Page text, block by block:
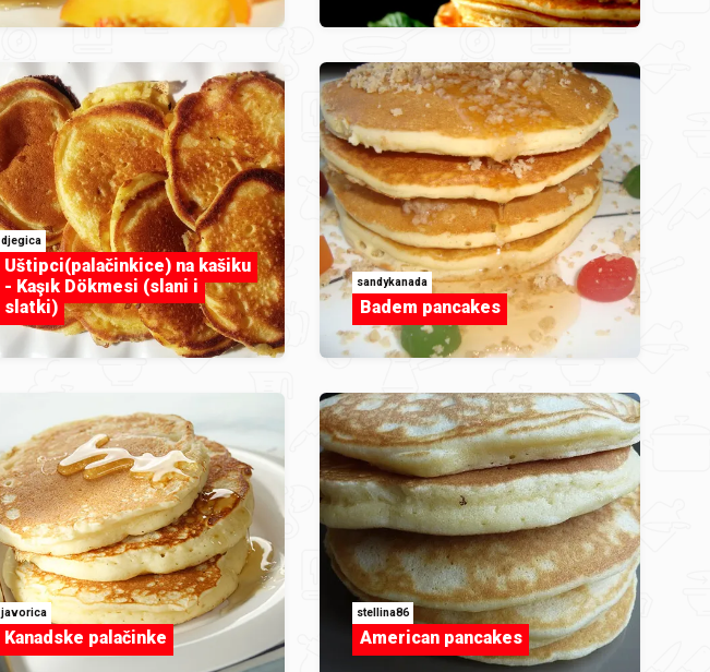
djegica
Uštipci(palačinkice) na kašiku
- Kaşık Dökmesi (slani i
slatki)
sandykanada
Badem pancakes
javorica
Kanadske palačinke
stellina86
American pancakes